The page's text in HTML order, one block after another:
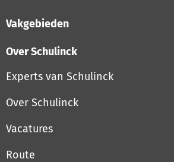
Vakgebieden
Over Schulinck
Experts van Schulinck
Over Schulinck
Vacatures
Route